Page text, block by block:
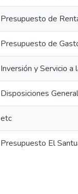
Presupuesto de
Presupuesto de
Inversión y Servicio a
Disposiciones
etc
Presupuesto El